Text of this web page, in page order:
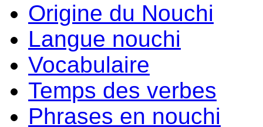
Origine du Nouchi
Langue nouchi
Vocabulaire
Temps des verbes
Phrases en nouchi